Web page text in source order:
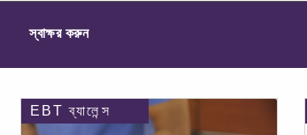
স্বাক্ষর করুন
EBT ব্যালেন্স